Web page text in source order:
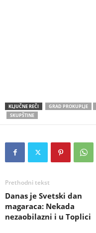
KLJUČNE REČI GRAD PROKUPLJE
SKUPŠTINE
Prethodni tekst
Danas je Svetski dan
magaraca: Nekada
nezaobilazni i u Toplici